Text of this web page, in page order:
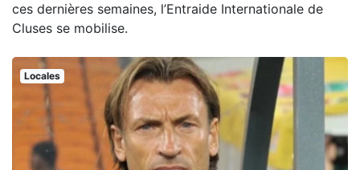
ces dernières semaines, l’Entraide Internationale de
Cluses se mobilise.
Locales